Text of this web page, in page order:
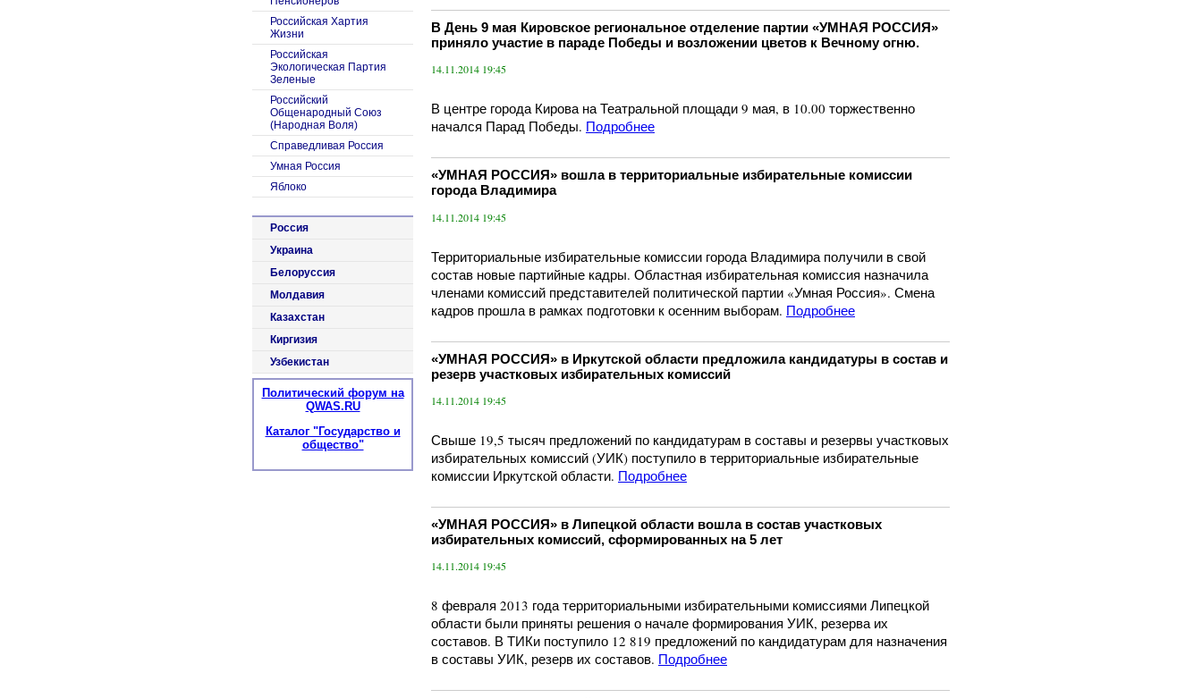
В День 9 мая Кировское региональное отделение партии «УМНАЯ РОССИЯ»
приняло участие в параде Победы и возложении цветов к Вечному огню.
14.11.2014 19:45
В центре города Кирова на Театральной площади 9 мая, в 10.00 торжественно
начался Парад Победы. Подробнее
«УМНАЯ РОССИЯ» вошла в территориальные избирательные комиссии
города Владимира
14.11.2014 19:45
Территориальные избирательные комиссии города Владимира получили в свой
состав новые партийные кадры. Областная избирательная комиссия назначила
членами комиссий представителей политической партии «Умная Россия». Смена
кадров прошла в рамках подготовки к осенним выборам. Подробнее
«УМНАЯ РОССИЯ» в Иркутской области предложила кандидатуры в состав и
резерв участковых избирательных комиссий
14.11.2014 19:45
Свыше 19,5 тысяч предложений по кандидатурам в составы и резервы участковых
избирательных комиссий (УИК) поступило в территориальные избирательные
комиссии Иркутской области. Подробнее
«УМНАЯ РОССИЯ» в Липецкой области вошла в состав участковых
избирательных комиссий, сформированных на 5 лет
14.11.2014 19:45
8 февраля 2013 года территориальными избирательными комиссиями Липецкой
области были приняты решения о начале формирования УИК, резерва их
составов. В ТИКи поступило 12 819 предложений по кандидатурам для назначения
в составы УИК, резерв их составов. Подробнее
Российская Хартия
Жизни
Российская
Экологическая Партия
Зеленые
Российский
Общенародный Союз
(Народная Воля)
Справедливая Россия
Умная Россия
Яблоко
Россия
Украина
Белоруссия
Молдавия
Казахстан
Киргизия
Узбекистан
Политический форум на
QWAS.RU
Каталог "Государство и
общество"